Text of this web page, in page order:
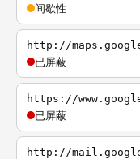
间歇性
http://
已屏蔽
https://
已屏蔽
http://